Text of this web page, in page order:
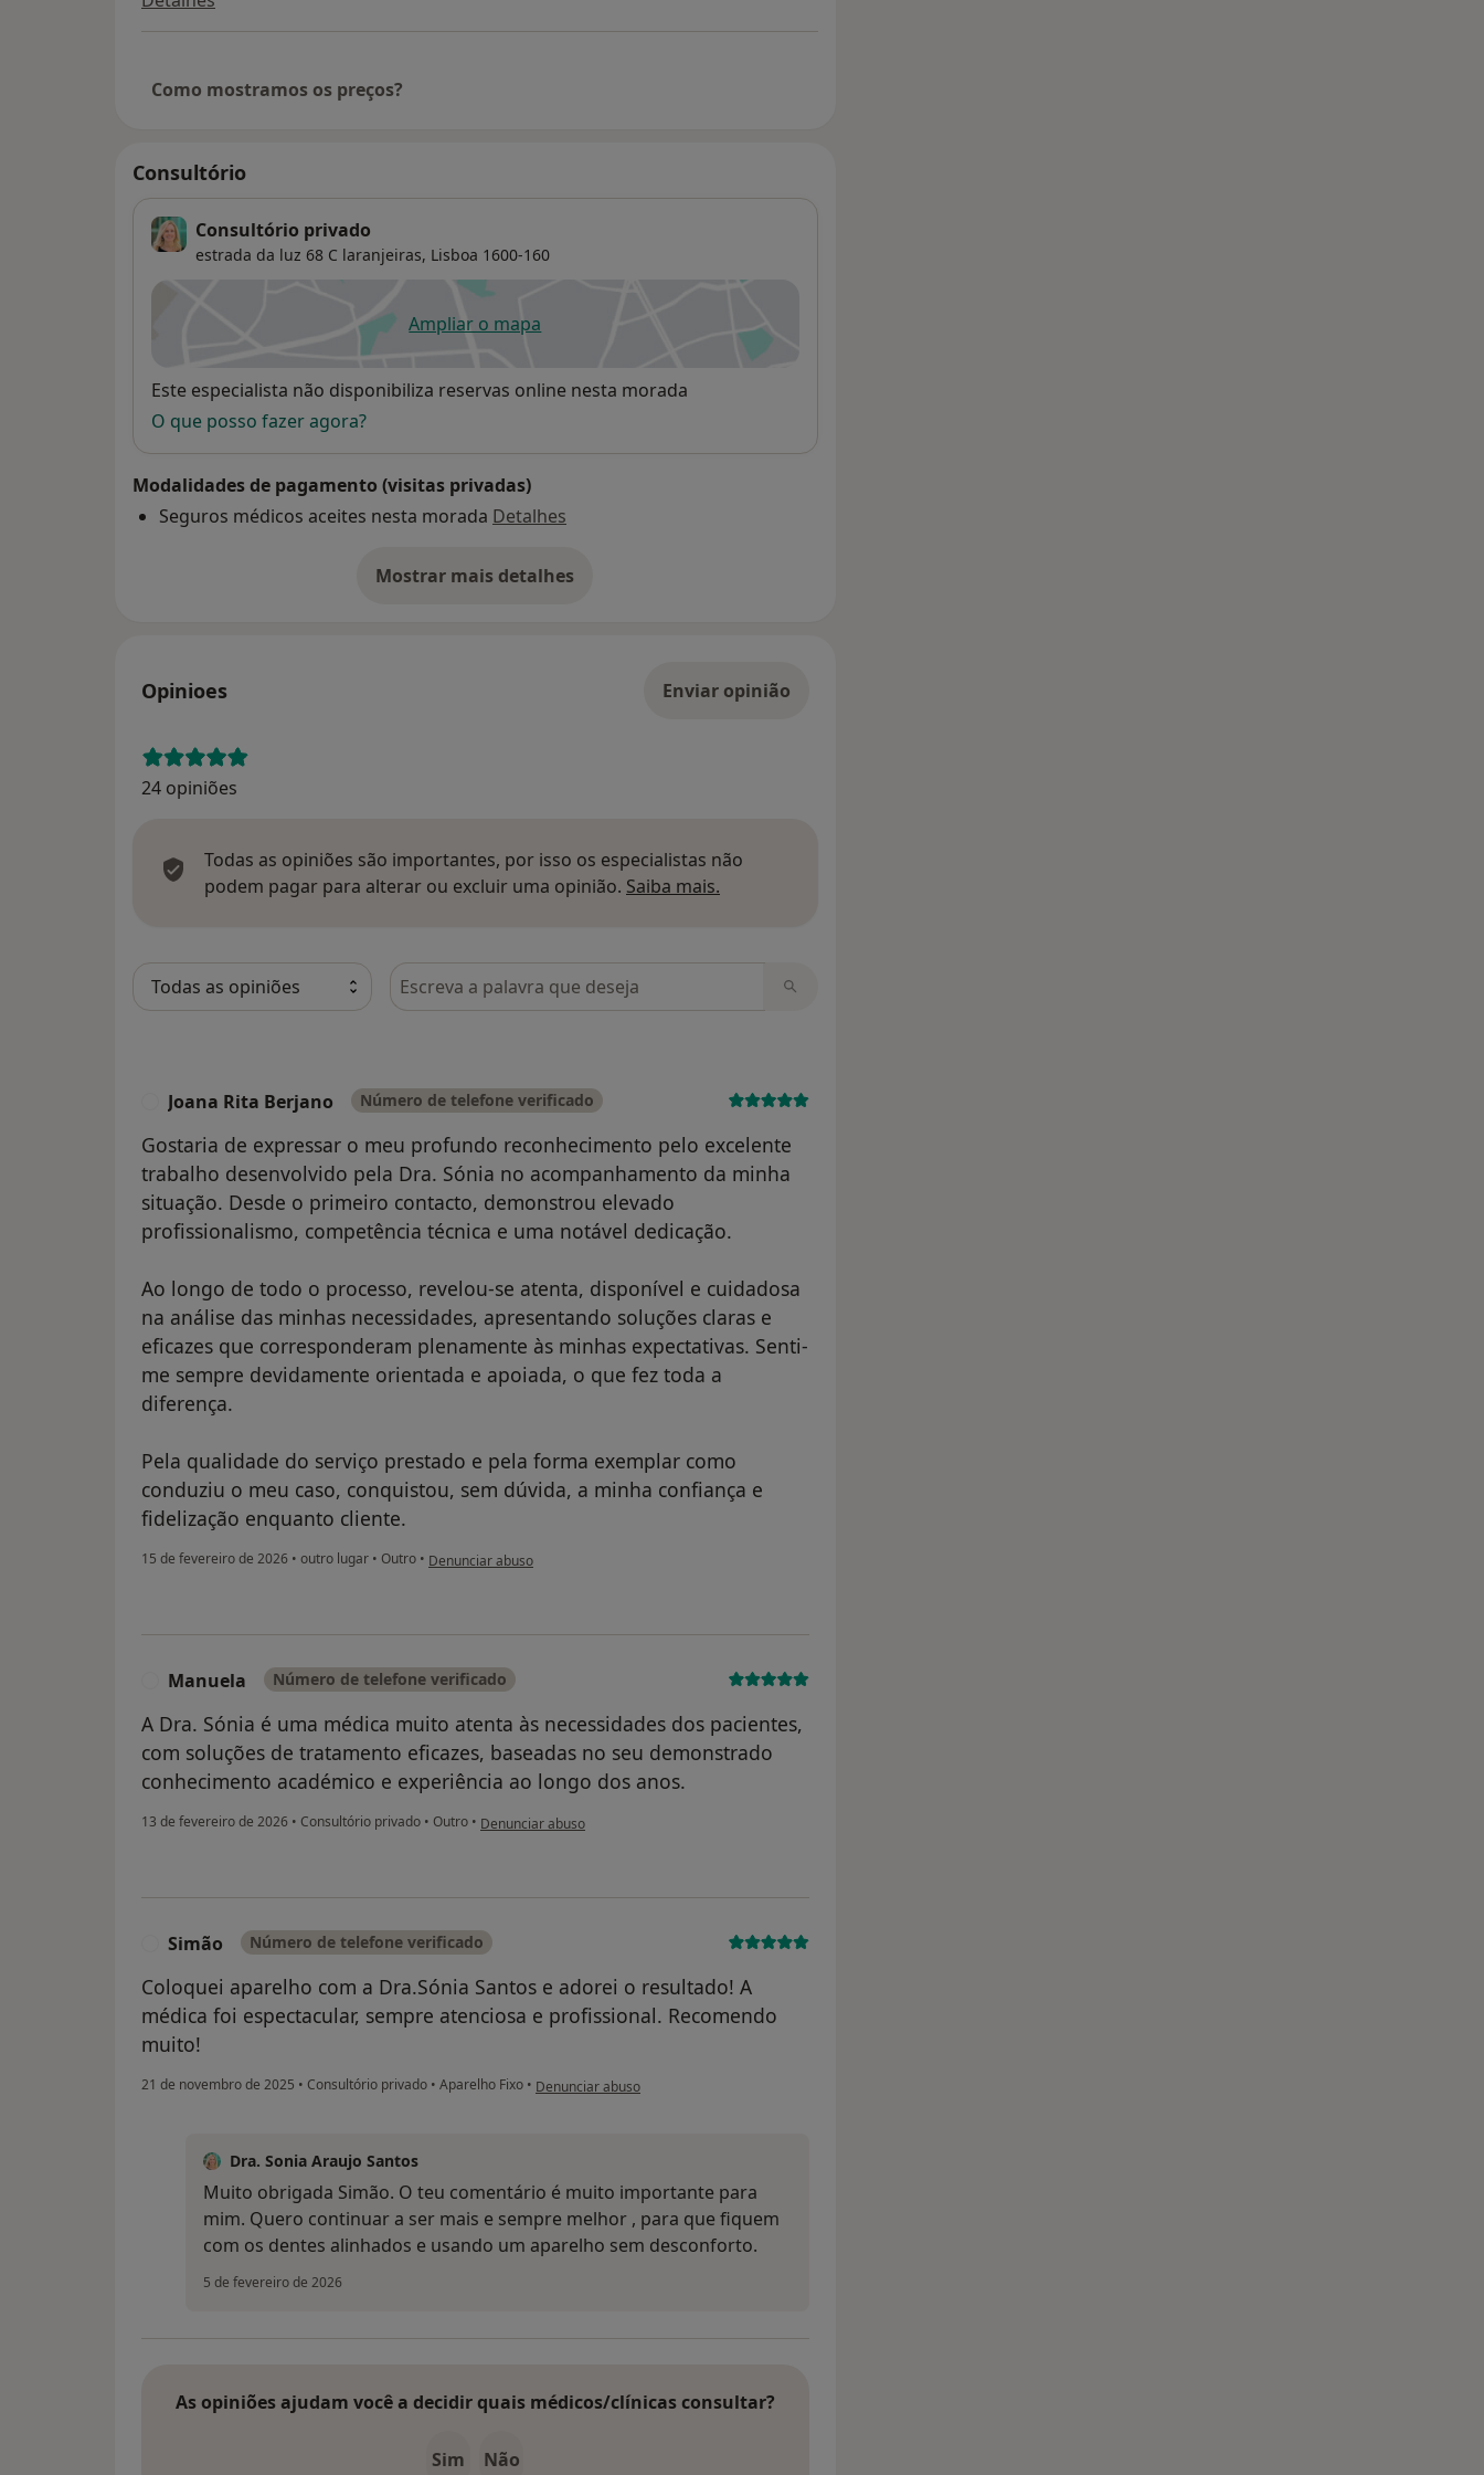
Como mostramos os preços?
Consultório
Consultório privado
estrada da luz 68 C laranjeiras, Lisboa 1600-160
Ampliar o mapaabre num novo separador
Disponibilidade
Este especialista não disponibiliza reservas online nesta morada
O que posso fazer agora?
Modalidades de pagamento (visitas privadas)
Seguros médicos aceites nesta morada Detalhes
Mostrar mais detalhes
sobre o endereço
Opinioes Enviar opinião
24 opiniões
Todas as opiniões são importantes, por isso os especialistas não
podem pagar para alterar ou excluir uma opinião. Saiba mais.
Pesquisar em opiniões
Joana Rita Berjano Número de telefone verificado
Gostaria de expressar o meu profundo reconhecimento pelo excelente
trabalho desenvolvido pela Dra. Sónia no acompanhamento da minha
situação. Desde o primeiro contacto, demonstrou elevado
profissionalismo, competência técnica e uma notável dedicação.
Ao longo de todo o processo, revelou-se atenta, disponível e cuidadosa
na análise das minhas necessidades, apresentando soluções claras e
eficazes que corresponderam plenamente às minhas expectativas. Senti-
me sempre devidamente orientada e apoiada, o que fez toda a
diferença.
Pela qualidade do serviço prestado e pela forma exemplar como
conduziu o meu caso, conquistou, sem dúvida, a minha confiança e
fidelização enquanto cliente.
15 de fevereiro de 2026 • outro lugar • Outro • na opinião do utilizador Joana Rita Berjano
Denunciar abuso
Manuela Número de telefone verificado
A Dra. Sónia é uma médica muito atenta às necessidades dos pacientes,
com soluções de tratamento eficazes, baseadas no seu demonstrado
conhecimento académico e experiência ao longo dos anos.
13 de fevereiro de 2026 • Consultório privado • Outro • na opinião do utilizador Manuela
Denunciar abuso
Simão Número de telefone verificado
Coloquei aparelho com a Dra.Sónia Santos e adorei o resultado! A
médica foi espectacular, sempre atenciosa e profissional. Recomendo
muito!
21 de novembro de 2025 • Consultório privado • Aparelho Fixo • na opinião do utilizador Simão
Denunciar abuso
Dra. Sonia Araujo Santos
Muito obrigada Simão. O teu comentário é muito importante para
mim. Quero continuar a ser mais e sempre melhor , para que fiquem
com os dentes alinhados e usando um aparelho sem desconforto.
5 de fevereiro de 2026
As opiniões ajudam você a decidir quais médicos/clínicas consultar?
Sim Não